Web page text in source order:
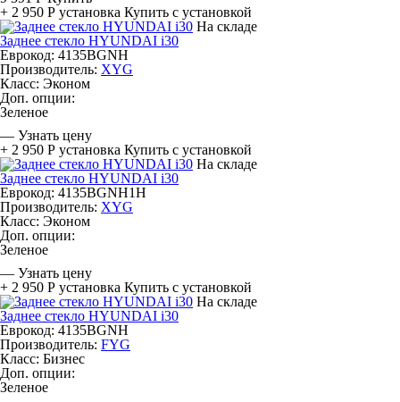
+ 2 950 Р установка Купить с установкой
На складе
Заднее стекло HYUNDAI i30
Еврокод: 4135BGNH
Производитель: XYG
Класс: Эконом
Доп. опции:
Зеленое
— Узнать цену
+ 2 950 Р установка Купить с установкой
На складе
Заднее стекло HYUNDAI i30
Еврокод: 4135BGNH1H
Производитель: XYG
Класс: Эконом
Доп. опции:
Зеленое
— Узнать цену
+ 2 950 Р установка Купить с установкой
На складе
Заднее стекло HYUNDAI i30
Еврокод: 4135BGNH
Производитель: FYG
Класс: Бизнес
Доп. опции:
Зеленое